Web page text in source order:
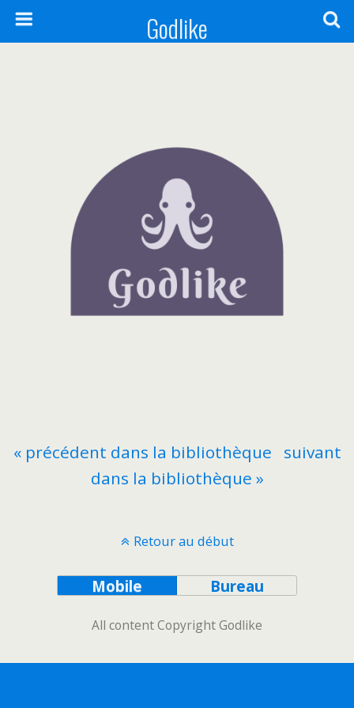
Godlike
« précédent dans la bibliothèque
suivant
dans la bibliothèque »
Retour au début
Mobile Bureau
All content Copyright Godlike